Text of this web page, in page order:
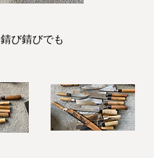
​錆び錆びでも